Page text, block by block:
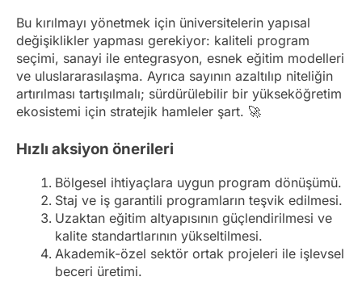
Bu kırılmayı yönetmek için üniversitelerin yapısal
değişiklikler yapması gerekiyor: kaliteli program
seçimi, sanayi ile entegrasyon, esnek eğitim modelleri
ve uluslararasılaşma. Ayrıca sayının azaltılıp niteliğin
artırılması tartışılmalı; sürdürülebilir bir yükseköğretim
ekosistemi için stratejik hamleler şart. 🚀
Hızlı aksiyon önerileri
Bölgesel ihtiyaçlara uygun program dönüşümü.
Staj ve iş garantili programların teşvik edilmesi.
Uzaktan eğitim altyapısının güçlendirilmesi ve
kalite standartlarının yükseltilmesi.
Akademik-özel sektör ortak projeleri ile işlevsel
beceri üretimi.